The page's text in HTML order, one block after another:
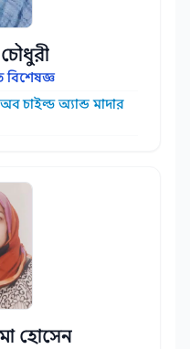
চৌধুরী
বিশেষজ্ঞ
চাইল্ড অ্যান্ড মাদার
হোসেন